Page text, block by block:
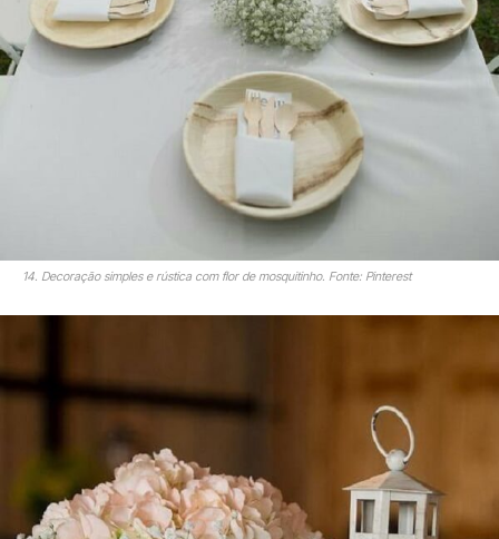
14. Decoração simples e rústica com flor de mosquitinho. Fonte: Pinterest